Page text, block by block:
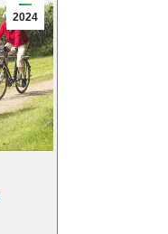
2024